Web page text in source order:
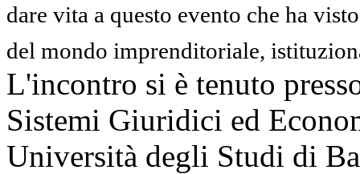
dare vita a questo evento che ha
del mondo imprenditoriale,
L'incontro si è tenuto
Sistemi Giuridici ed
Università degli Studi di